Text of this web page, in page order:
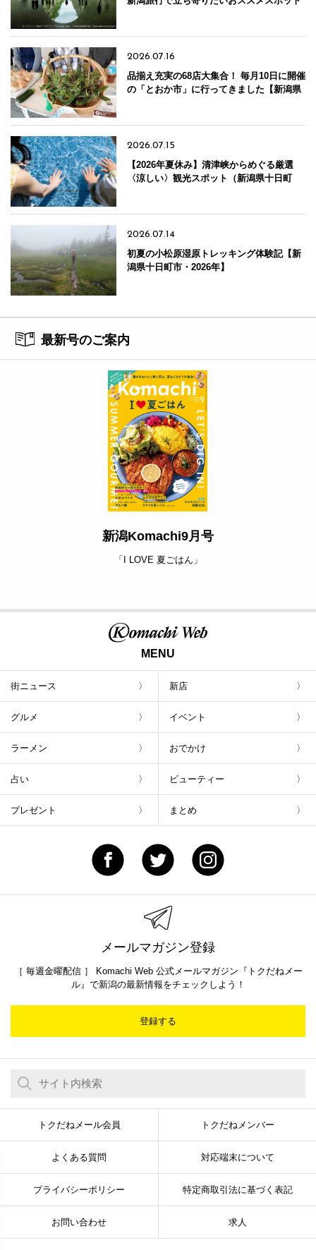
2026.07.16
品揃え充実の68店大集合！ 毎月10日に開催
の「とおか市」に行ってきました【新潟県
2026.07.15
【2026年夏休み】清津峡からめぐる厳選
〈涼しい〉観光スポット（新潟県十日町
2026.07.14
初夏の小松原湿原トレッキング体験記【新
潟県十日町市・2026年】
最新号のご案内
新潟Komachi9月号
「I LOVE 夏ごはん」
MENU
街ニュース 新店
グルメ イベント
ラーメン おでかけ
占い ビューティー
プレゼント まとめ
メールマガジン登録
［ 毎週金曜配信 ］ Komachi Web 公式メールマガジン『トクだねメー
ル』で新潟の最新情報をチェックしよう！
登録する
トクだねメール会員 トクだねメンバー
よくある質問 対応端末について
プライバシーポリシー 特定商取引法に基づく表記
お問い合わせ 求人